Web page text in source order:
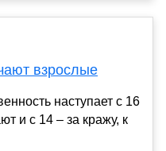
взрослые
наступает с 16
и с 14 – за кражу, к